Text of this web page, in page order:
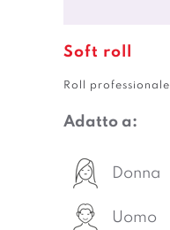
Soft roll
Roll
Adatto a:
Donna
Uomo